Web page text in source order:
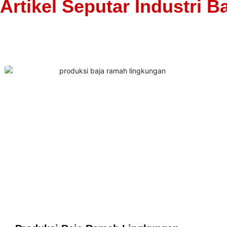
Artikel Seputar Industri